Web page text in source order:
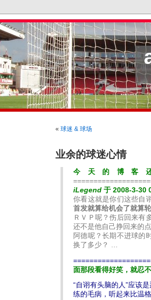
« 球迷 & 球场
业余的球迷心情
今天的博客
iLegend 于 2008-3-30
你看这就是你们这些自
首发就算给机会了就算
ＲＶＰ呢？伤后回来有
还不是他自己挣回来的
阿德呢？长期不进球的
换了多少？ …
面那段看得好笑，就忍
“自诩有头脑的人”应该
练的毛病，听起来比温